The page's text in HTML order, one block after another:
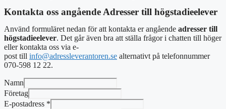
Kontakta oss angående Adresser till högstadieelever
Använd formuläret nedan för att kontakta er angående adresser till
högstadieelever. Det går även bra att ställa frågor i chatten till höger
eller kontakta oss via e-
post till info@adressleverantoren.se alternativt på telefonnummer
070-598 12 22.
Namn
Företag
E-postadress *